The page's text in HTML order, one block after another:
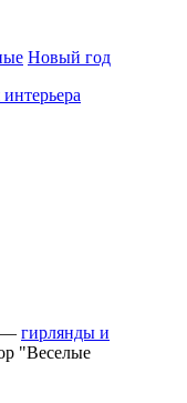
Новый год
— гирлянды и
"Веселые